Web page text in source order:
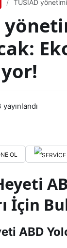
TÜSİAD
yayınlandı
OL
İçin
ABD